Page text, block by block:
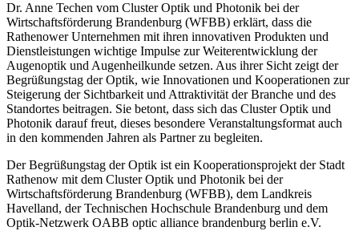
Dr. Anne Techen vom Cluster Optik und Photonik bei der
Wirtschaftsförderung Brandenburg (WFBB) erklärt, dass die
Rathenower Unternehmen mit ihren innovativen Produkten und
Dienstleistungen wichtige Impulse zur Weiterentwicklung der
Augenoptik und Augenheilkunde setzen. Aus ihrer Sicht zeigt der
Begrüßungstag der Optik, wie Innovationen und Kooperationen zur
Steigerung der Sichtbarkeit und Attraktivität der Branche und des
Standortes beitragen. Sie betont, dass sich das Cluster Optik und
Photonik darauf freut, dieses besondere Veranstaltungsformat auch
in den kommenden Jahren als Partner zu begleiten.
Der Begrüßungstag der Optik ist ein Kooperationsprojekt der Stadt
Rathenow mit dem Cluster Optik und Photonik bei der
Wirtschaftsförderung Brandenburg (WFBB), dem Landkreis
Havelland, der Technischen Hochschule Brandenburg und dem
Optik-Netzwerk OABB optic alliance brandenburg berlin e.V.